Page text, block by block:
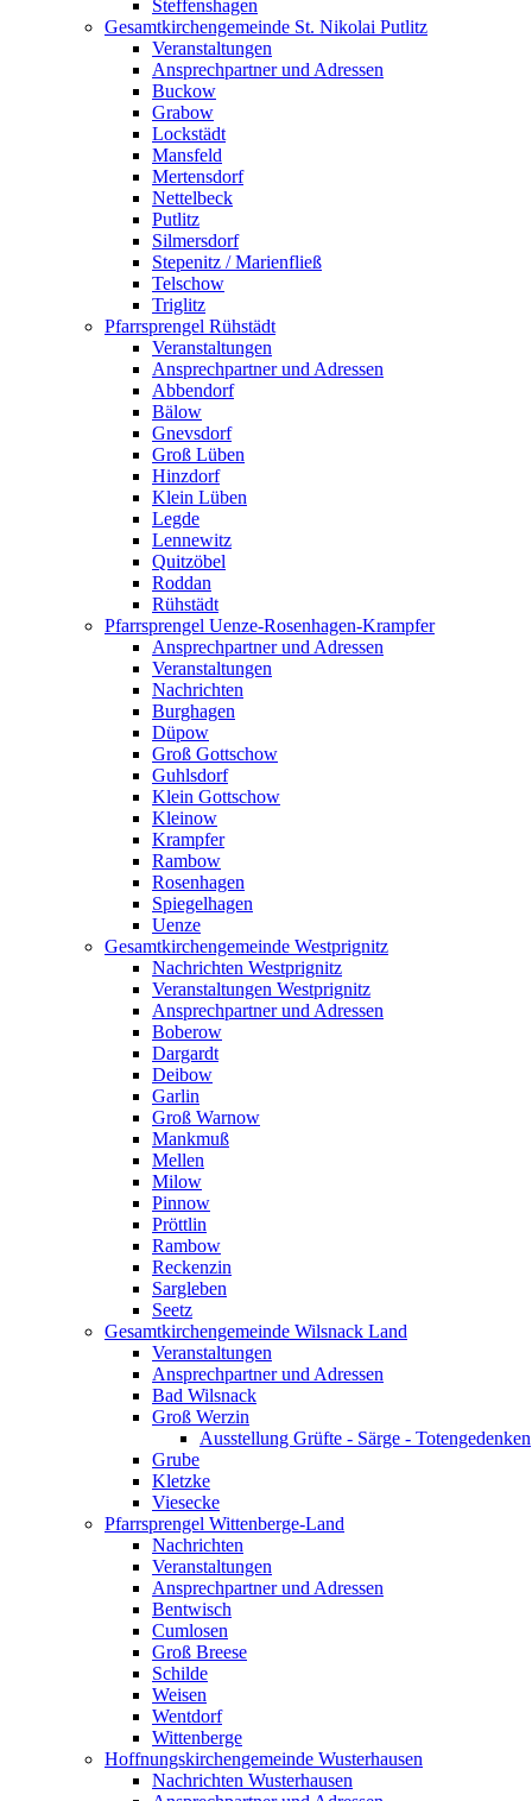
Steffenshagen
Gesamtkirchengemeinde St. Nikolai Putlitz
Veranstaltungen
Ansprechpartner und Adressen
Buckow
Grabow
Lockstädt
Mansfeld
Mertensdorf
Nettelbeck
Putlitz
Silmersdorf
Stepenitz / Marienfließ
Telschow
Triglitz
Pfarrsprengel Rühstädt
Veranstaltungen
Ansprechpartner und Adressen
Abbendorf
Bälow
Gnevsdorf
Groß Lüben
Hinzdorf
Klein Lüben
Legde
Lennewitz
Quitzöbel
Roddan
Rühstädt
Pfarrsprengel Uenze-Rosenhagen-Krampfer
Ansprechpartner und Adressen
Veranstaltungen
Nachrichten
Burghagen
Düpow
Groß Gottschow
Guhlsdorf
Klein Gottschow
Kleinow
Krampfer
Rambow
Rosenhagen
Spiegelhagen
Uenze
Gesamtkirchengemeinde Westprignitz
Nachrichten Westprignitz
Veranstaltungen Westprignitz
Ansprechpartner und Adressen
Boberow
Dargardt
Deibow
Garlin
Groß Warnow
Mankmuß
Mellen
Milow
Pinnow
Pröttlin
Rambow
Reckenzin
Sargleben
Seetz
Gesamtkirchengemeinde Wilsnack Land
Veranstaltungen
Ansprechpartner und Adressen
Bad Wilsnack
Groß Werzin
Ausstellung Grüfte - Särge - Totengedenken
Grube
Kletzke
Viesecke
Pfarrsprengel Wittenberge-Land
Nachrichten
Veranstaltungen
Ansprechpartner und Adressen
Bentwisch
Cumlosen
Groß Breese
Schilde
Weisen
Wentdorf
Wittenberge
Hoffnungskirchengemeinde Wusterhausen
Nachrichten Wusterhausen